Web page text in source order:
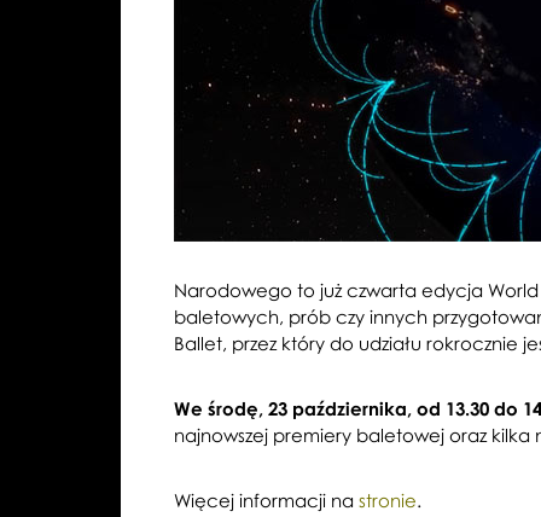
Narodowego to już czwarta edycja World
baletowych, prób czy innych
Ballet, przez który do udziału rokrocznie
We środę, 23 października, od 13.30 do
najnowszej premiery baletowej oraz
Więcej informacji na stronie.